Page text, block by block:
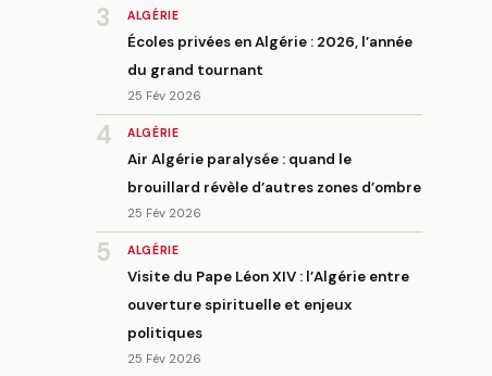
3 ALGÉRIE
Écoles privées en Algérie : 2026, l’année
du grand tournant
25 Fév 2026
4 ALGÉRIE
Air Algérie paralysée : quand le
brouillard révèle d’autres zones d’ombre
25 Fév 2026
5 ALGÉRIE
Visite du Pape Léon XIV : l’Algérie entre
ouverture spirituelle et enjeux
politiques
25 Fév 2026